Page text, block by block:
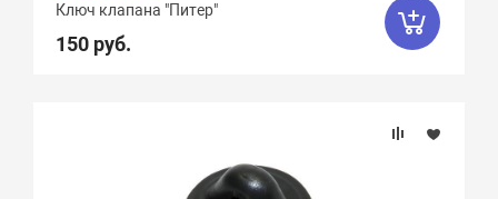
Ключ клапана "Питер"
150 руб.